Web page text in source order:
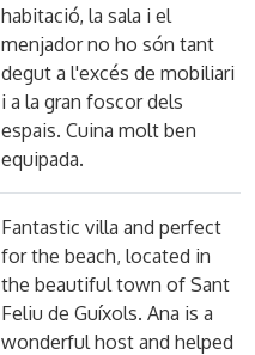
habitació, la sala i el
menjador no ho són tant
degut a l'excés de mobiliari
i a la gran foscor dels
espais. Cuina molt ben
equipada.
Fantastic villa and perfect
for the beach, located in
the beautiful town of Sant
Feliu de Guíxols. Ana is a
wonderful host and helped